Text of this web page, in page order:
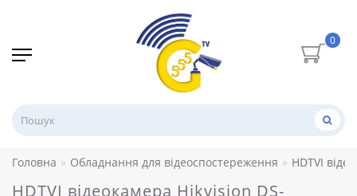
0
Головна Обладнання для відеоспостереження HDTVI
HDTVI відеокамера Hikvision DS-